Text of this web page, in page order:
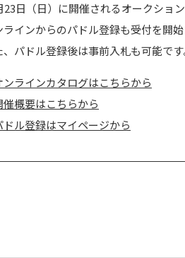
23日（日）に開催されるオークショ
ラインからのパドル登録も受付を開始
、パドル登録後は事前入札も可能です
ンラインカタログはこちらから
催概要はこちらから
ドル登録はマイページから